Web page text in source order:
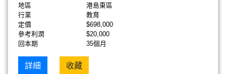
地區
港島東區
行業
教育
定價
$698,000
參考利潤
$20,000
回本期
35個月
詳細 收藏